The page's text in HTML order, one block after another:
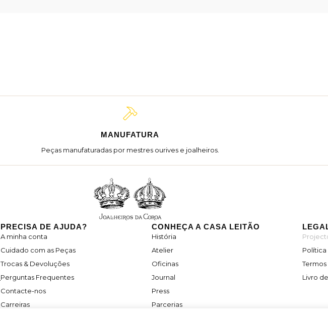
MANUFATURA
Peças manufaturadas por mestres ourives e joalheiros.
PRECISA DE AJUDA?
A minha conta
Cuidado com as Peças
Trocas & Devoluções
Perguntas Frequentes
Contacte-nos
Carreiras
CONHEÇA A CASA LEITÃO
História
Atelier
Oficinas
Journal
Press
Parcerias
Livro